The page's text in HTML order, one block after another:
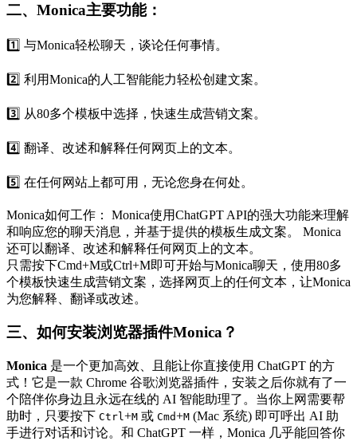
二、Monica主要功能：
1️⃣ 与Monica轻松聊天，谈论任何事情。
2️⃣ 利用Monica的人工智能能力轻松创建文案。
3️⃣ 从80多个模板中选择，快速生成营销文案。
4️⃣ 翻译、改述和解释任何网页上的文本。
5️⃣ 在任何网站上都可用，无论您身在何处。
Monica如何工作： Monica使用ChatGPT API的强大功能来理解
和响应您的聊天消息，并基于提供的模板生成文案。 Monica
还可以翻译、改述和解释任何网页上的文本。
只需按下Cmd+M或Ctrl+M即可开始与Monica聊天，使用80多
个模板快速生成营销文案，选择网页上的任何文本，让Monica
为您解释、翻译或改述。
三、如何安装浏览器插件Monica？
Monica 是一个更加高效、且能让你直接使用 ChatGPT 的方
式！它是一款 Chrome 谷歌浏览器插件，安装之后你就有了一
个陪伴你身边且永远在线的 AI 智能助理了。当你上网需要帮
助时，只要按下 Ctrl+M 或 Cmd+M (Mac 系统) 即可呼出 AI 助
手进行对话和讨论。和 ChatGPT 一样，Monica 几乎能回答你